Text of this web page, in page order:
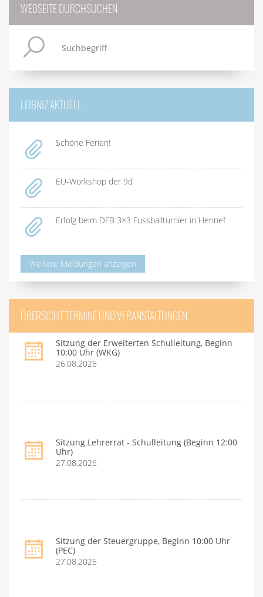
WEBSEITE DURCHSUCHEN
LEIBNIZ AKTUELL
Schöne Ferien!
EU-Workshop der 9d
Erfolg beim DFB 3×3 Fussballturnier in Hennef
Weitere Meldungen anzeigen
ÜBERSICHT TERMINE UND VERANSTALTUNGEN
Sitzung der Erweiterten Schulleitung, Beginn
10:00 Uhr (WKG)
26.08.2026
Sitzung Lehrerrat - Schulleitung (Beginn 12:00
Uhr)
27.08.2026
Sitzung der Steuergruppe, Beginn 10:00 Uhr
(PEC)
27.08.2026